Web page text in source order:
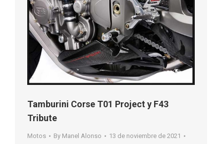
Tamburini Corse T01 Project y F43
Tribute
Motos By Manel Alonso
13 de noviembre de 2021